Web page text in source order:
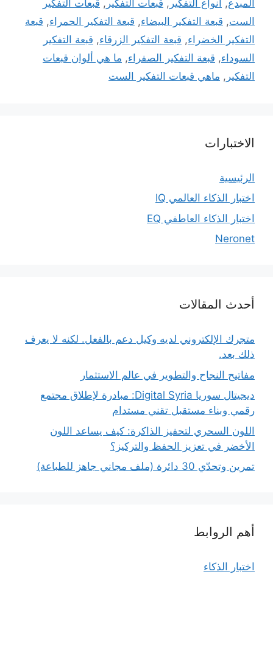
المبدع, انواع التفكير , قبعات التفكير , قبعات التفكير
الست, قبعة التفكير البيضاء, قبعة التفكير الحمراء, قبعة
التفكير الخضراء, قبعة التفكير الزرقاء, قبعة التفكير
السوداء, قبعة التفكير الصفراء, ما هي ألوان قبعات
التفكير , ماهي قبعات التفكير الست
الاختبارات
الرئيسية
اختبار الذكاء العالمي IQ
اختبار الذكاء العاطفي EQ
Neronet
أحدث المقالات
متجرك الإلكتروني لديه وكيل دعم بالفعل. لكنه لا يعرف
ذلك بعد.
مفاتيح النجاح والتطوير في عالم الاستثمار
ديجيتال سوريا Digital Syria: مبادرة لإطلاق مجتمع
رقمي وبناء مستقبل تقني مستدام
اللون السحري لتحفيز الذاكرة: كيف يساعد اللون
الأخضر في تعزيز الحفظ والتركيز؟
تمرين وتحدّي 30 دائرة (ملف مجاني جاهز للطباعة)
أهم الروابط
اختبار الذكاء